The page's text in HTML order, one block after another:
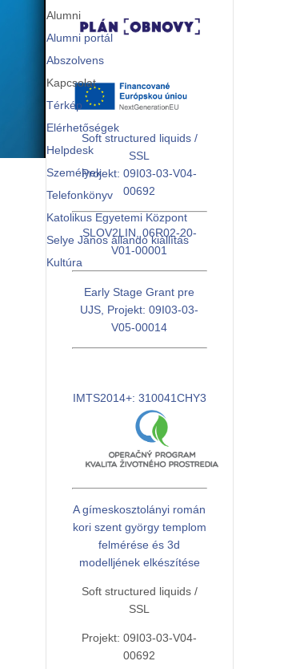
Alumni
Alumni portál
Abszolvens
Kapcsolat
Térkép
Elérhetőségek
Helpdesk
Személyek
Telefonkönyv
Katolikus Egyetemi Központ
Selye János állandó kiállítás
Kultúra
Soft structured liquids /
SSL
Projekt: 09I03-03-V04-
00692
SLOV2LIN, 06R02-20-
V01-00001
Early Stage Grant pre
UJS, Projekt: 09I03-03-
V05-00014
IMTS2014+: 310041CHY3
A gímeskosztolányi román
kori szent györgy templom
felmérése és 3d
modelljének elkészítése
Soft structured liquids /
SSL
Projekt: 09I03-03-V04-
00692